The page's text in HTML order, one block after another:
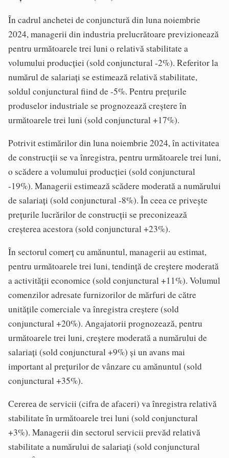
În cadrul anchetei de conjunctură din luna noiembrie
2024, managerii din industria prelucrătoare previzionează
pentru următoarele trei luni o relativă stabilitate a
volumului producţiei (sold conjunctural -2%). Referitor la
numărul de salariaţi se estimează relativă stabilitate,
soldul conjunctural fiind de -5%. Pentru preţurile
produselor industriale se prognozează creştere în
următoarele trei luni (sold conjunctural +17%).
Potrivit estimărilor din luna noiembrie 2024, în activitatea
de construcţii se va înregistra, pentru următoarele trei luni,
o scădere a volumului producţiei (sold conjunctural
-19%). Managerii estimează scădere moderată a numărului
de salariaţi (sold conjunctural -8%). În ceea ce priveşte
preţurile lucrărilor de construcţii se preconizează
creşterea acestora (sold conjunctural +23%).
În sectorul comerţ cu amănuntul, managerii au estimat,
pentru următoarele trei luni, tendinţă de creştere moderată
a activităţii economice (sold conjunctural +11%). Volumul
comenzilor adresate furnizorilor de mărfuri de către
unităţile comerciale va înregistra creştere (sold
conjunctural +20%). Angajatorii prognozează, pentru
următoarele trei luni, creştere moderată a numărului de
salariaţi (sold conjunctural +9%) şi un avans mai
important al preţurilor de vânzare cu amănuntul (sold
conjunctural +35%).
Cererea de servicii (cifra de afaceri) va înregistra relativă
stabilitate în următoarele trei luni (sold conjunctural
+3%). Managerii din sectorul servicii prevăd relativă
stabilitate a numărului de salariaţi (sold conjunctural